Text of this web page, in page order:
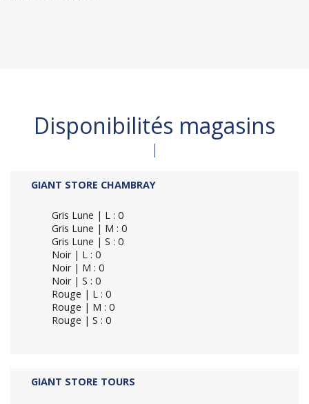
Disponibilités magasins
GIANT STORE CHAMBRAY
Gris Lune | L : 0
Gris Lune | M : 0
Gris Lune | S : 0
Noir | L : 0
Noir | M : 0
Noir | S : 0
Rouge | L : 0
Rouge | M : 0
Rouge | S : 0
GIANT STORE TOURS